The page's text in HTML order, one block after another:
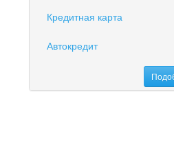
Кредитная карта
Автокредит